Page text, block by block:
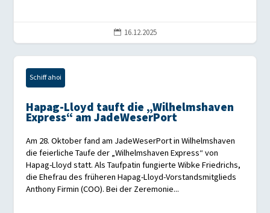
 16.12.2025
Schiff ahoi
Hapag-Lloyd tauft die „Wilhelmshaven
Express“ am JadeWeserPort
Am 28. Oktober fand am JadeWeserPort in Wilhelmshaven
die feierliche Taufe der „Wilhelmshaven Express“ von
Hapag-Lloyd statt. Als Taufpatin fungierte Wibke Friedrichs,
die Ehefrau des früheren Hapag-Lloyd-Vorstandsmitglieds
Anthony Firmin (COO). Bei der Zeremonie...